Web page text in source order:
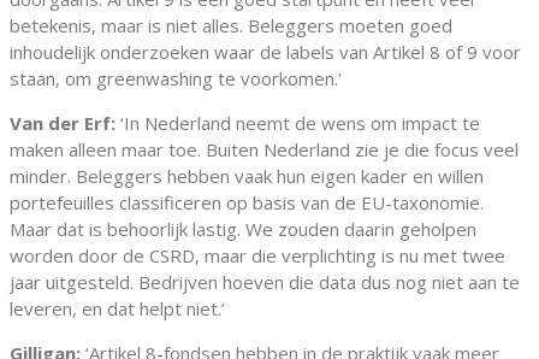
betekenis, maar is niet alles. Beleggers moeten goed
inhoudelijk onderzoeken waar de labels van Artikel 8 of 9 voor
staan, om greenwashing te voorkomen.’
Van der Erf: ‘In Nederland neemt de wens om impact te
maken alleen maar toe. Buiten Nederland zie je die focus veel
minder. Beleggers hebben vaak hun eigen kader en willen
portefeuilles classificeren op basis van de EU-taxonomie.
Maar dat is behoorlijk lastig. We zouden daarin geholpen
worden door de CSRD, maar die verplichting is nu met twee
jaar uitgesteld. Bedrijven hoeven die data dus nog niet aan te
leveren, en dat helpt niet.’
Gilligan: ‘Artikel 8-fondsen hebben in de praktijk vaak meer